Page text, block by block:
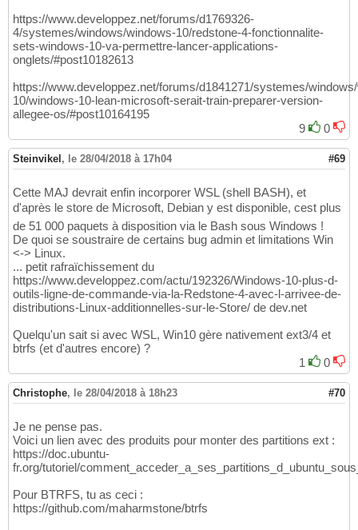
https://www.developpez.net/forums/d1769326-
4/systemes/windows/windows-10/redstone-4-fonctionnalite-
sets-windows-10-va-permettre-lancer-applications-
onglets/#post10182613
https://www.developpez.net/forums/d1841271/systemes/
10/windows-10-lean-microsoft-serait-train-preparer-version-
allegee-os/#post10164195
9
0
Steinvikel , le 28/04/2018 à 17h04 #69
Cette MAJ devrait enfin incorporer WSL (shell BASH), et
d'après le store de Microsoft, Debian y est disponible, cest plus
de 51 000 paquets à disposition via le Bash sous Windows !
De quoi se soustraire de certains bug admin et limitations Win
<-> Linux.
... petit rafraïchissement du
https://www.developpez.com/actu/192326/Windows-10-plus-d-
outils-ligne-de-commande-via-la-Redstone-4-avec-l-arrivee-de-
distributions-Linux-additionnelles-sur-le-Store/ de dev.net
Quelqu'un sait si avec WSL, Win10 gère nativement ext3/4 et
btrfs (et d'autres encore) ?
1
0
Christophe, le 28/04/2018 à 18h23 #70
Je ne pense pas.
Voici un lien avec des produits pour monter des partitions ext :
https://doc.ubuntu-
fr.org/tutoriel/
Pour BTRFS, tu as ceci :
https://github.com/maharmstone/btrfs